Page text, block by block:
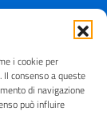
i cookie per
consenso a queste
di navigazione
può influire